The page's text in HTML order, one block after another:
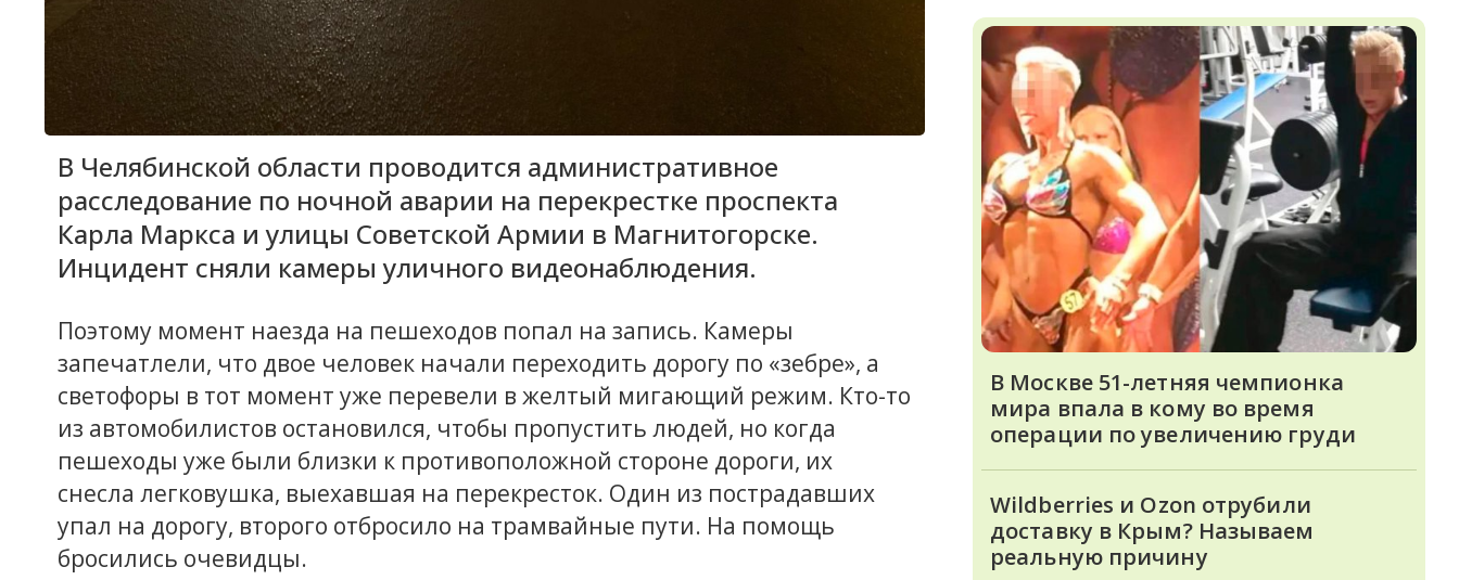
В Челябинской области проводится административное
расследование по ночной аварии на перекрестке проспекта
Карла Маркса и улицы Советской Армии в Магнитогорске.
Инцидент сняли камеры уличного видеонаблюдения.
Поэтому момент наезда на пешеходов попал на запись. Камеры
запечатлели, что двое человек начали переходить дорогу по «зебре», а
светофоры в тот момент уже перевели в желтый мигающий режим. Кто-то
из автомобилистов остановился, чтобы пропустить людей, но когда
пешеходы уже были близки к противоположной стороне дороги, их
снесла легковушка, выехавшая на перекресток. Один из пострадавших
упал на дорогу, второго отбросило на трамвайные пути. На помощь
бросились очевидцы.
В Москве 51-летняя чемпионка
мира впала в кому во время
операции по увеличению груди
Wildberries и Ozon отрубили
доставку в Крым? Называем
реальную причину